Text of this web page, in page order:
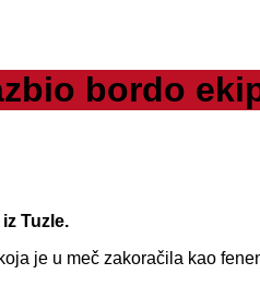
bordo
Tuzle.
je u meč zakoračila kao